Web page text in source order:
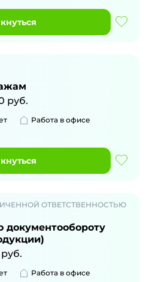
руб.
Работа в офисе
ОТВЕТСТВЕННОСТЬЮ
документообороту
руб.
Работа в офисе